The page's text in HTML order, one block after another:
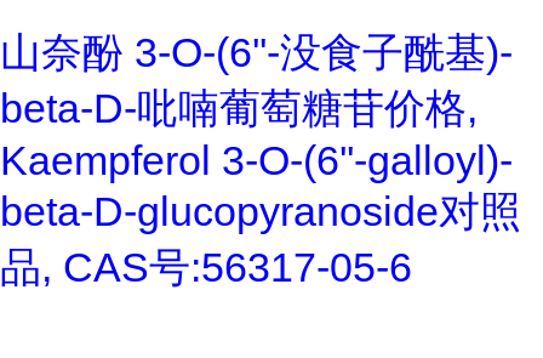
山奈酚 3-O-(6''-没食子酰基)-
beta-D-吡喃葡萄糖苷价格,
Kaempferol 3-O-(6''-galloyl)-
beta-D-glucopyranoside对照
品, CAS号:56317-05-6